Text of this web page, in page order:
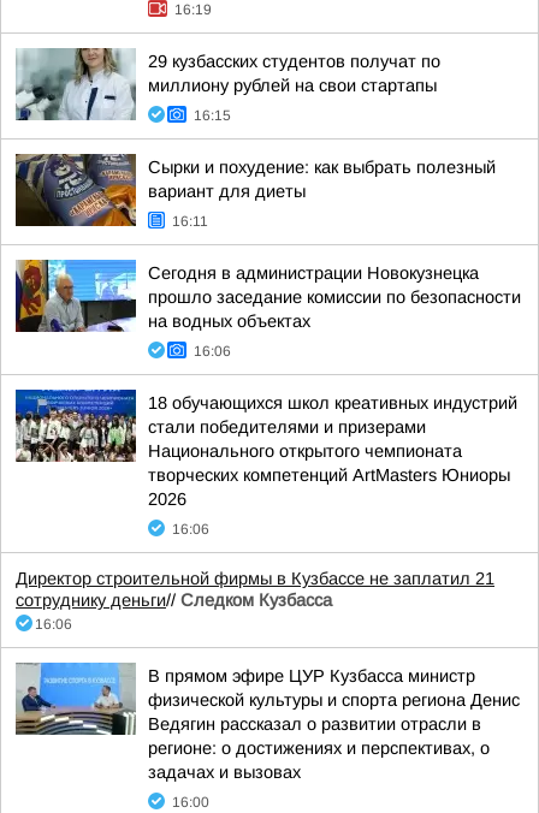
16:19
29 кузбасских студентов получат по
миллиону рублей на свои стартапы
16:15
Сырки и похудение: как выбрать полезный
вариант для диеты
16:11
Сегодня в администрации Новокузнецка
прошло заседание комиссии по безопасности
на водных объектах
16:06
18 обучающихся школ креативных индустрий
стали победителями и призерами
Национального открытого чемпионата
творческих компетенций ArtMasters Юниоры
2026
16:06
Директор строительной фирмы в Кузбассе не заплатил 21
сотруднику деньги// Следком Кузбасса
16:06
В прямом эфире ЦУР Кузбасса министр
физической культуры и спорта региона Денис
Ведягин рассказал о развитии отрасли в
регионе: о достижениях и перспективах, о
задачах и вызовах
16:00